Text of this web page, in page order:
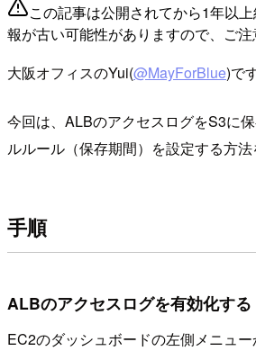
この記事は公開されてから1年以
報が古い可能性がありますので、ご注
大阪オフィスのYui(@MayForBlue)で
今回は、ALBのアクセスログをS3に
ルルール（保存期間）を設定する方法
手順
ALBのアクセスログを有効化する
EC2のダッシュボードの左側メニュ